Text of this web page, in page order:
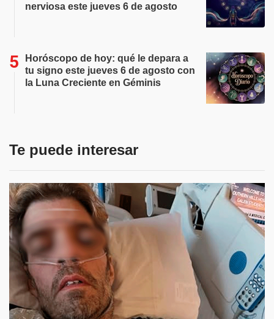
nerviosa este jueves 6 de agosto
Horóscopo de hoy: qué le depara a
tu signo este jueves 6 de agosto con
la Luna Creciente en Géminis
Te puede interesar